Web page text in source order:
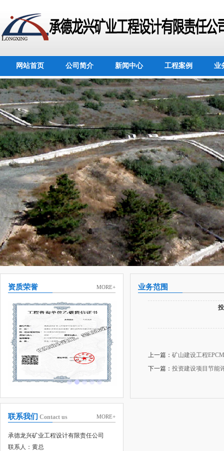
网站首页 公司简介 新闻中心 工程案例 业
资质荣誉 MORE+
联系我们 Contact us MORE+
承德龙兴矿业工程设计有限责任公司
联系人：黄总
业务范围
上一篇： 矿山建设工程
下一篇： 投资建设项目节能